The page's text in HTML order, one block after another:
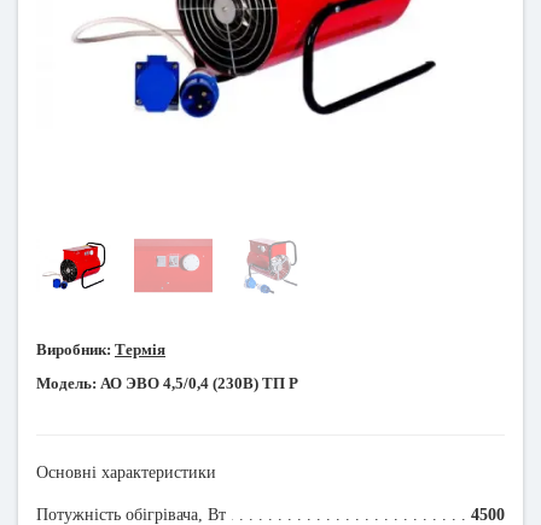
Виробник: Термія
Модель: АО ЭВО 4,5/0,4 (230В) ТП Р
Основні характеристики
Потужність обігрівача, Вт
4500